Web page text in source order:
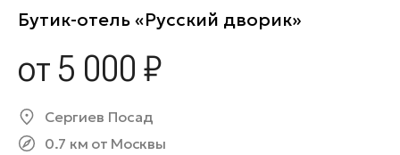
Бутик-отель «Русский дворик»
от 5 000 ₽
Сергиев Посад
0.7 км от Москвы